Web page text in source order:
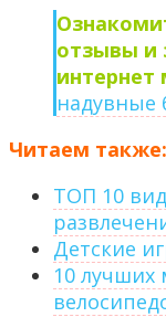
отзывы и
интернет
надувные
Читаем также:
ТОП 10
Детские
10 лучших